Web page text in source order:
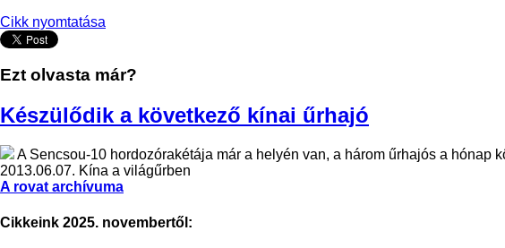
Cikk nyomtatása
Ezt olvasta már?
Készülődik a következő kínai űrhajó
A Sencsou-10 hordozórakétája már a helyén van, a három űrhajós a hónap
2013.06.07. Kína a világűrben
A rovat archívuma
Cikkeink 2025. novembertől: